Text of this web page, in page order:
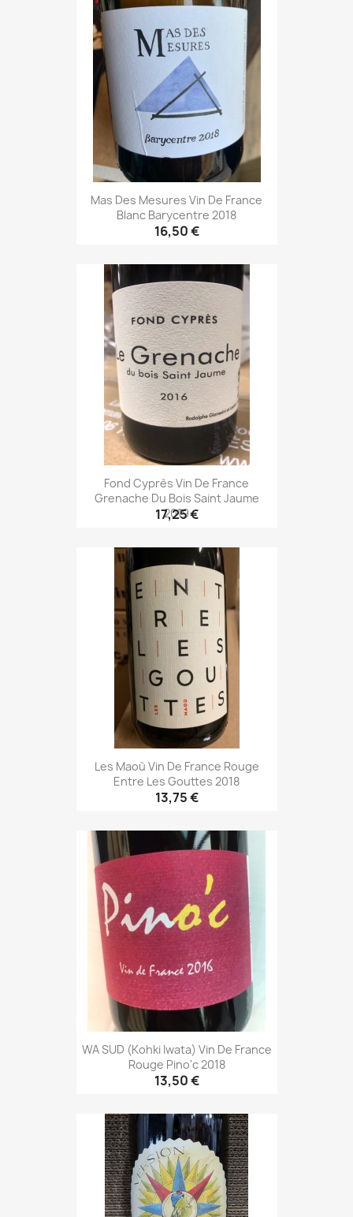
Mas Des Mesures Vin De France
Blanc Barycentre 2018
16,50 €
Fond Cyprès Vin De France
Grenache Du Bois Saint Jaume
2019
17,25 €
Les Maoù Vin De France Rouge
Entre Les Gouttes 2018
13,75 €
WA SUD (Kohki Iwata) Vin De France
Rouge Pino'c 2018
13,50 €